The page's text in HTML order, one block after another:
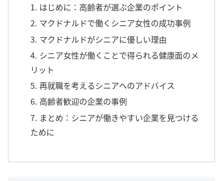
1. はじめに：高齢者が選ぶ企業のポイント
2. マクドナルドで働くシニア女性の成功事例
3. マクドナルドがシニアに優しい理由
4. シニア女性が働くことで得られる健康面のメ
リット
5. 再就職を考えるシニアへのアドバイス
6. 高齢者歓迎の企業の事例
7. まとめ：シニアが働きやすい企業を見つける
ために